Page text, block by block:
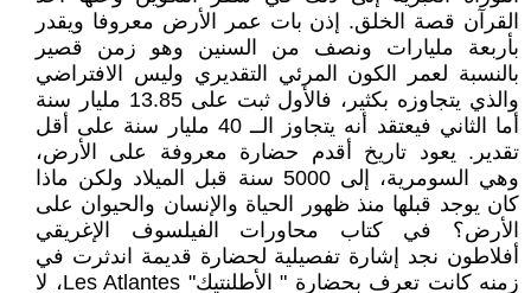
القرآن قصة الخلق. إذن بات عمر الأرض معروفا ويقدر
بأربعة مليارات ونصف من السنين وهو زمن قصير
بالنسبة لعمر الكون المرئي التقديري وليس الافتراضي
والذي يتجاوزه بكثير، فالأول ثبت على 13.85 مليار سنة
أما الثاني فيعتقد أنه يتجاوز الــ 40 مليار سنة على أقل
تقدير. يعود تاريخ أقدم حضارة معروفة على الأرض،
وهي السومرية، إلى 5000 سنة قبل الميلاد ولكن ماذا
كان يوجد قبلها منذ ظهور الحياة والإنسان والحيوان على
الأرض؟ في كتاب محاورات الفيلسوف الإغريقي
أفلاطون نجد إشارة تفصيلية لحضارة قديمة اندثرت في
زمنه كانت تعرف بحضارة " الأطلنتيك" Les Atlantes، لا